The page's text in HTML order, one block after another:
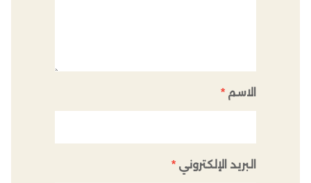
الاسم *
البريد الإلكتروني *